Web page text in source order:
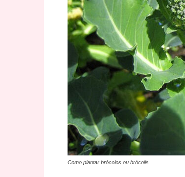
Como plantar brócolos ou brócolis